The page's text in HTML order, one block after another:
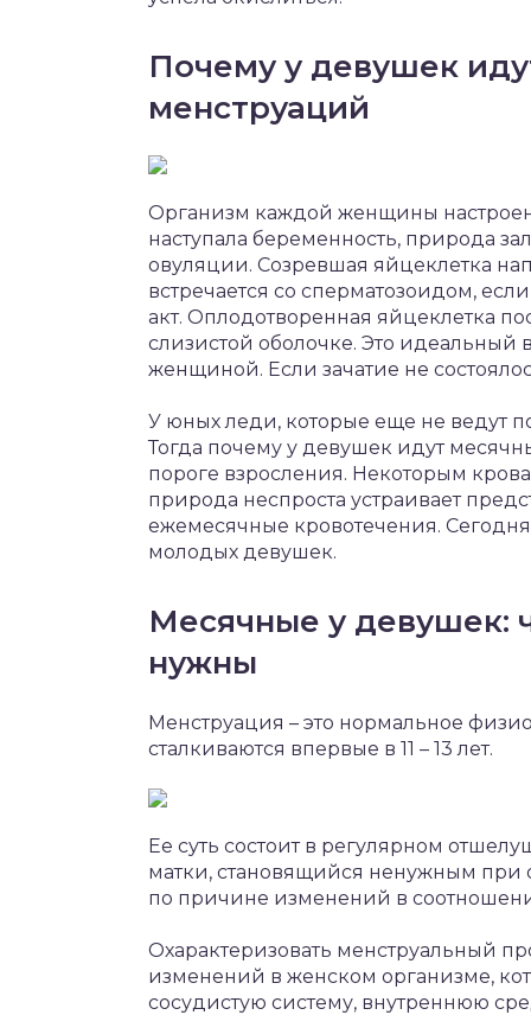
Почему у девушек
менструаций
Организм каждой женщины
наступала беременность, природа
овуляции. Созревшая яйцеклетка
встречается со сперматозоидом,
акт. Оплодотворенная яйцеклетка
слизистой оболочке. Это идеальный
женщиной. Если зачатие не
У юных леди, которые еще не ведут
Тогда почему у девушек идут
пороге взросления. Некоторым
природа неспроста устраивает
ежемесячные кровотечения.
молодых девушек.
Месячные у девушек:
нужны
Менструация – это нормальное
сталкиваются впервые в 11 – 13 лет.
Ее суть состоит в регулярном
матки, становящийся ненужным при
по причине изменений в
Охарактеризовать менструальный
изменений в женском организме,
сосудистую систему, внутреннюю